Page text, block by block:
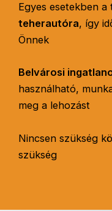
Egyes esetekben a
teherautóra, így
Önnek
Belvárosi
használható,
meg a lehozást
Nincsen szükség
szükség